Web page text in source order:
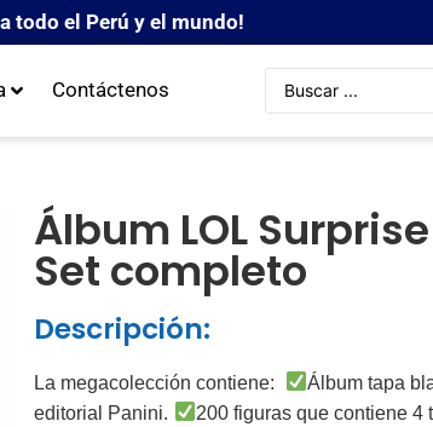
todo el Perú y el mundo!
Contáctenos
Álbum LOL
Set completo
Descripción:
La megacolección contiene:
Álbum tapa
editorial Panini.
200 figuras que contiene 4